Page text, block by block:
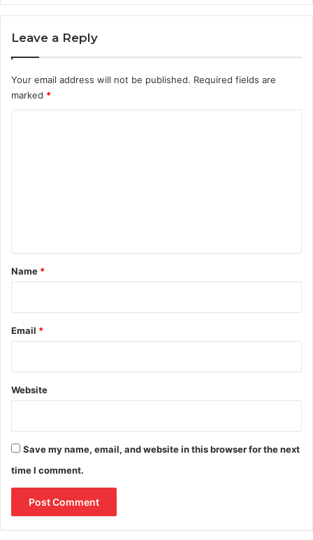
Leave a Reply
Your email address will not be published. Required fields are
marked *
*
Name *
Email *
Website
Save my name, email, and website in this browser for the next
time I comment.